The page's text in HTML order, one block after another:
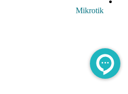
Mikrotik